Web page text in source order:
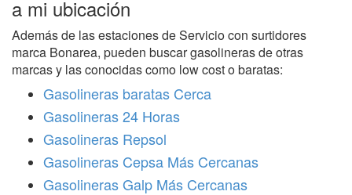
a mi ubicación
Además de las estaciones de Servicio con surtidores
marca Bonarea, pueden buscar gasolineras de otras
marcas y las conocidas como low cost o baratas:
Gasolineras baratas Cerca
Gasolineras 24 Horas
Gasolineras Repsol
Gasolineras Cepsa Más Cercanas
Gasolineras Galp Más Cercanas